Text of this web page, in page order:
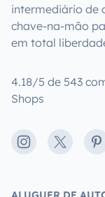
intermediário de
chave-na-mão
em total
4.18/5 de 543
Shops
Instagram
X